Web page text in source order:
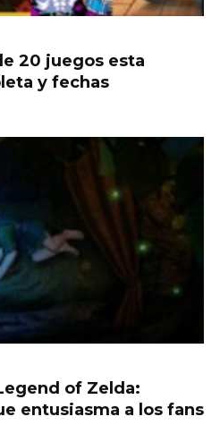
20 juegos esta
y fechas
of Zelda:
entusiasma a los fans